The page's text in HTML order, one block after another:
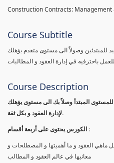
Construction Contracts: Management
Course Subtitle
للمبتدئين وصولاً الى مستوى متقدم يؤهلك
للعمل باحترفيه في إدارة العقود و المطالبات
Course Description
المبتدأ وصلاً بك الى مستوى يؤهلك
لإدارة العقود و بكل ثقة.
الكورس يحتوى على أربعة أقسام :
العقود و ما أهميتها و المصطلحات و
معانيها في عالم العقود و المطالب